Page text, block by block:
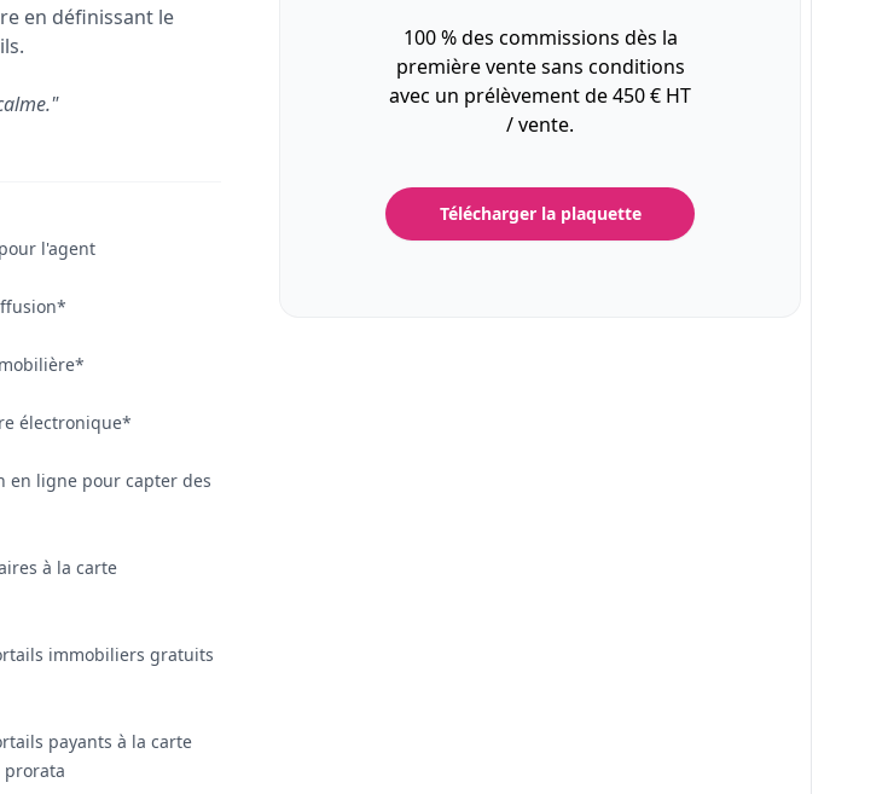
en définissant le
l'agent
électronique*
en ligne pour capter des
à la carte
immobiliers gratuits
payants à la carte
prorata
100 % des commissions dès la
première vente sans conditions
avec un prélèvement de 450 € HT
/ vente.
Télécharger la plaquette